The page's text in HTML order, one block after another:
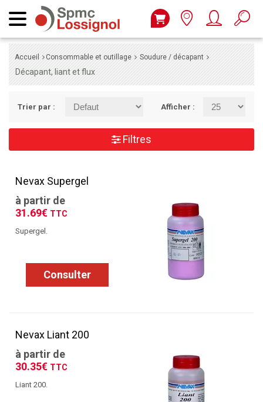
Accueil Consommable et outillage Soudure / décapant
Décapant, liant et flux
Trier par : Afficher :
Filtres
Nevax Supergel
à partir de
31.69€ TTC
Supergel.
Consulter
Nevax Liant 200
à partir de
30.35€ TTC
Liant 200.